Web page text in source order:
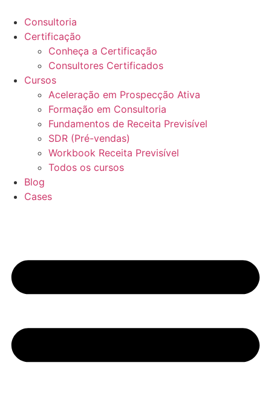
para
conteúdo
Consultoria
Certificação
Conheça a Certificação
Consultores Certificados
Cursos
Aceleração em Prospecção Ativa
Formação em Consultoria
Fundamentos de Receita Previsível
SDR (Pré-vendas)
Workbook Receita Previsível
Todos os cursos
Blog
Cases